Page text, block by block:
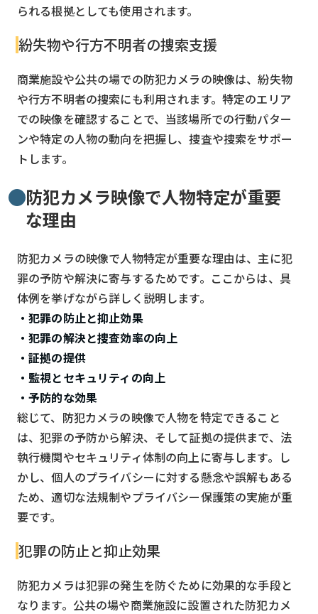
られる根拠としても使用されます。
紛失物や行方不明者の捜索支援
商業施設や公共の場での防犯カメラの映像は、紛失物
や行方不明者の捜索にも利用されます。特定のエリア
での映像を確認することで、当該場所での行動パター
ンや特定の人物の動向を把握し、捜査や捜索をサポー
トします。
防犯カメラ映像で人物特定が重要
な理由
防犯カメラの映像で人物特定が重要な理由は、主に犯
罪の予防や解決に寄与するためです。ここからは、具
体例を挙げながら詳しく説明します。
・犯罪の防止と抑止効果
・犯罪の解決と捜査効率の向上
・証拠の提供
・監視とセキュリティの向上
・予防的な効果
総じて、防犯カメラの映像で人物を特定できること
は、犯罪の予防から解決、そして証拠の提供まで、法
執行機関やセキュリティ体制の向上に寄与します。し
かし、個人のプライバシーに対する懸念や誤解もある
ため、適切な法規制やプライバシー保護策の実施が重
要です。
犯罪の防止と抑止効果
防犯カメラは犯罪の発生を防ぐために効果的な手段と
なります。公共の場や商業施設に設置された防犯カメ